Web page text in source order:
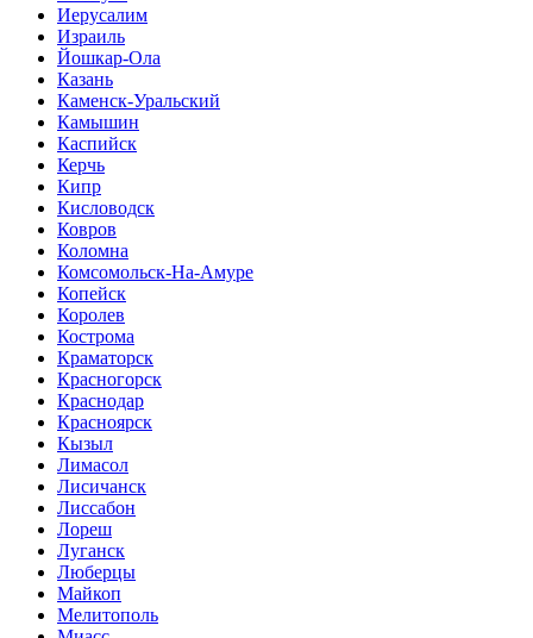
Иерусалим
Израиль
Йошкар-Ола
Казань
Каменск-Уральский
Камышин
Каспийск
Керчь
Кипр
Кисловодск
Ковров
Коломна
Комсомольск-На-Амуре
Копейск
Королев
Кострома
Краматорск
Красногорск
Краснодар
Красноярск
Кызыл
Лимасол
Лисичанск
Лиссабон
Лореш
Луганск
Люберцы
Майкоп
Мелитополь